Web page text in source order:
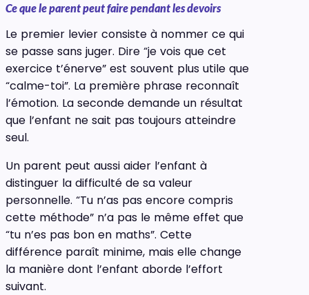
Ce que le parent peut faire pendant les devoirs
Le premier levier consiste à nommer ce qui
se passe sans juger. Dire “je vois que cet
exercice t’énerve” est souvent plus utile que
“calme-toi”. La première phrase reconnaît
l’émotion. La seconde demande un résultat
que l’enfant ne sait pas toujours atteindre
seul.
Un parent peut aussi aider l’enfant à
distinguer la difficulté de sa valeur
personnelle. “Tu n’as pas encore compris
cette méthode” n’a pas le même effet que
“tu n’es pas bon en maths”. Cette
différence paraît minime, mais elle change
la manière dont l’enfant aborde l’effort
suivant.